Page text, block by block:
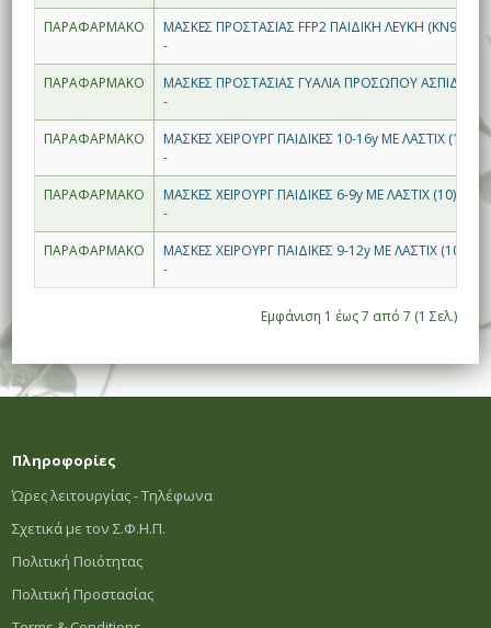
ΠΑΡΑΦΑΡΜΑΚΟ
ΜΑΣΚΕΣ ΠΡΟΣΤΑΣΙΑΣ FFP2 ΠΑΙΔΙΚΗ ΛΕΥΚΗ (KN95)
-
ΠΑΡΑΦΑΡΜΑΚΟ
ΜΑΣΚΕΣ ΠΡΟΣΤΑΣΙΑΣ ΓΥΑΛΙΑ ΠΡΟΣΩΠΟΥ ΑΣΠΙΔΑ
-
ΠΑΡΑΦΑΡΜΑΚΟ
ΜΑΣΚΕΣ ΧΕΙΡΟΥΡΓ ΠΑΙΔΙΚΕΣ 10-16y ΜΕ ΛΑΣΤΙΧ (10)
-
ΠΑΡΑΦΑΡΜΑΚΟ
ΜΑΣΚΕΣ ΧΕΙΡΟΥΡΓ ΠΑΙΔΙΚΕΣ 6-9y ΜΕ ΛΑΣΤΙΧ (10)
-
ΠΑΡΑΦΑΡΜΑΚΟ
ΜΑΣΚΕΣ ΧΕΙΡΟΥΡΓ ΠΑΙΔΙΚΕΣ 9-12y ΜΕ ΛΑΣΤΙΧ (10)
-
Εμφάνιση 1 έως 7 από 7 (1 Σελ.)
Πληροφορίες
Ώρες λειτουργίας - Τηλέφωνα
Σχετικά με τον Σ.Φ.Η.Π.
Πολιτική Ποιότητας
Πολιτική Προστασίας